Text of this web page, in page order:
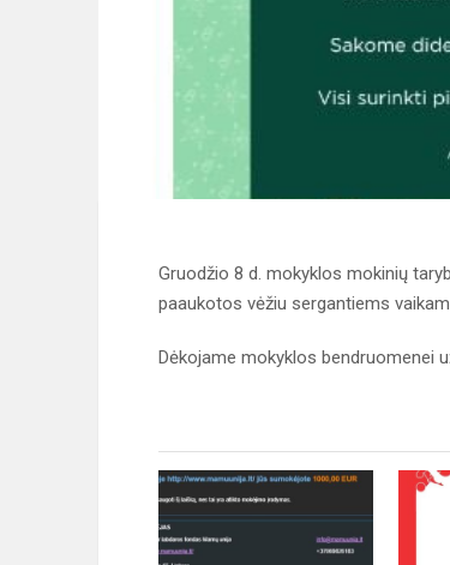
Gruodžio 8 d. mokyklos mokinių
paaukotos vėžiu sergantiems
Dėkojame mokyklos bendruomenei